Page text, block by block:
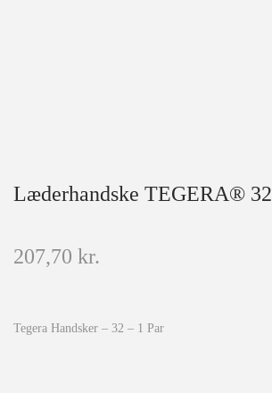
Læderhandske TEGERA® 32
207,70 kr.
Tegera Handsker – 32 – 1 Par